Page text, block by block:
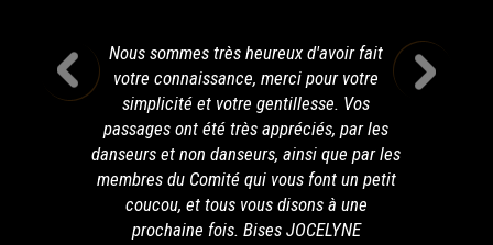
Nous sommes très heureux d'avoir fait
votre connaissance, merci pour votre
simplicité et votre gentillesse. Vos
passages ont été très appréciés, par les
danseurs et non danseurs, ainsi que par les
membres du Comité qui vous font un petit
coucou, et tous vous disons à une
prochaine fois. Bises JOCELYNE